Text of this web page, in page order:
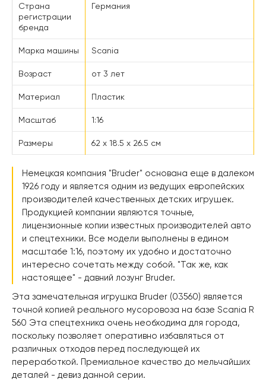
Страна
регистрации
бренда
Германия
Марка машины Scania
Возраст от 3 лет
Материал Пластик
Масштаб 1:16
Размеры 62 х 18.5 х 26.5 см
Немецкая компания "Bruder" основана еще в далеком
1926 году и является одним из ведущих европейских
производителей качественных детских игрушек.
Продукцией компании являются точные,
лицензионные копии известных производителей авто
и спецтехники. Все модели выполнены в едином
масштабе 1:16, поэтому их удобно и достаточно
интересно сочетать между собой. "Так же, как
настоящее" - давний лозунг Bruder.
Эта замечательная игрушка Bruder (03560) является
точной копией реального мусоровоза на базе Scania R
560 Эта спецтехника очень необходима для города,
поскольку позволяет оперативно избавляться от
различных отходов перед последующей их
переработкой. Премиальное качество до мельчайших
деталей - девиз данной серии.